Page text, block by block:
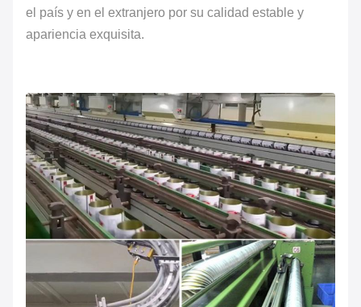
el país y en el extranjero por su calidad estable y
apariencia exquisita.